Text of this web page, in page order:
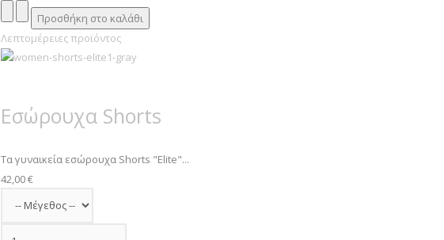
Λεπτομέρειες προϊόντος
Εσώρουχα Shorts
Τα γυναικεία εσώρουχα Shorts "Elite"...
42,00 €